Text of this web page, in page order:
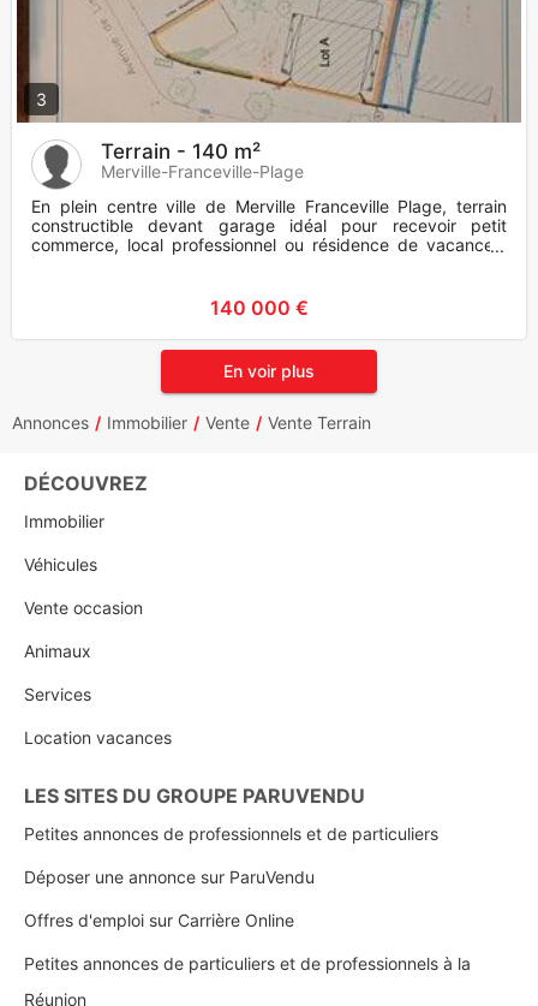
3
Terrain - 140 m²
Merville-Franceville-Plage
En plein centre ville de Merville Franceville Plage, terrain
constructible devant garage idéal pour recevoir petit
commerce, local professionnel ou résidence de vacances.
Le terr
140 000 €
En voir plus
Annonces Immobilier Vente Vente Terrain
DÉCOUVREZ
Immobilier
Véhicules
Vente occasion
Animaux
Services
Location vacances
LES SITES DU GROUPE PARUVENDU
Petites annonces de professionnels et de particuliers
Déposer une annonce sur ParuVendu
Offres d'emploi sur Carrière Online
Petites annonces de particuliers et de professionnels à la
Réunion